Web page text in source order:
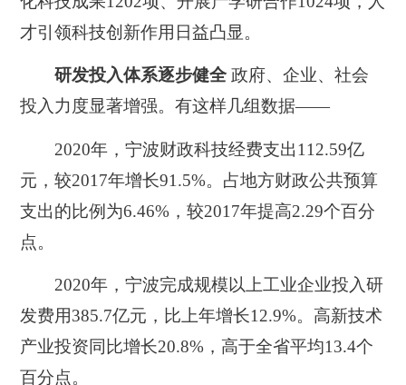
才引领科技创新作用日益凸显。
研发投入体系逐步健全 政府、企业、社会
投入力度显著增强。有这样几组数据——
2020年，宁波财政科技经费支出112.59亿
元，较2017年增长91.5%。占地方财政公共预算
支出的比例为6.46%，较2017年提高2.29个百分
点。
2020年，宁波完成规模以上工业企业投入研
发费用385.7亿元，比上年增长12.9%。高新技术
产业投资同比增长20.8%，高于全省平均13.4个
百分点。